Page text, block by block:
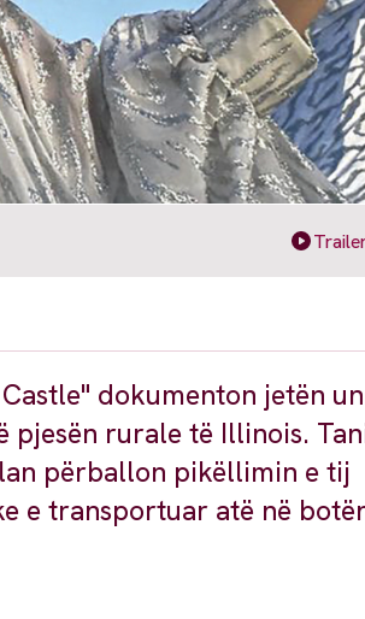
dokumenton jetën
pjesën rurale të Illinois.
përballon pikëllimin e tij
e transportuar atë në